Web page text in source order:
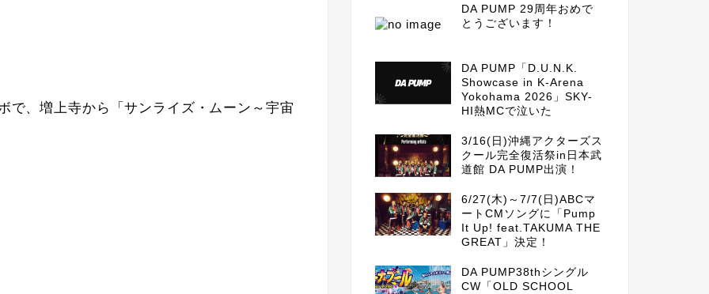
で、増上寺から「サンライズ・ムーン～宇宙
DA PUMP 29周年おめで
とうございます！
DA PUMP「D.U.N.K.
Showcase in K-Arena
Yokohama 2026」SKY-
HI熱MCで泣いた
3/16(日)沖縄アクターズス
クール完全復活祭in日本武
道館 DA PUMP出演！
6/27(木)～7/7(日)ABCマ
ートCMソングに「Pump
It Up! feat.TAKUMA THE
GREAT」決定！
DA PUMP38thシングル
CW「OLD SCHOOL